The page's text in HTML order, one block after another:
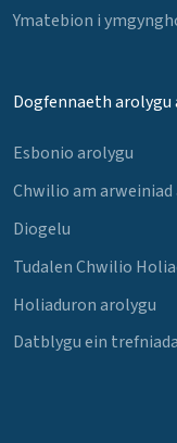
Ymatebion i
Dogfennaeth
Esbonio arolygu
Chwilio am arweiniad
Diogelu
Tudalen Chwilio
Holiaduron arolygu
Datblygu ein